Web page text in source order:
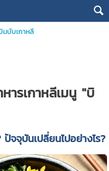
มบับเกาหลี
ารเกาหลีเมนู "บิ
จจุบันเปลี่ยนไปอย่างไร?